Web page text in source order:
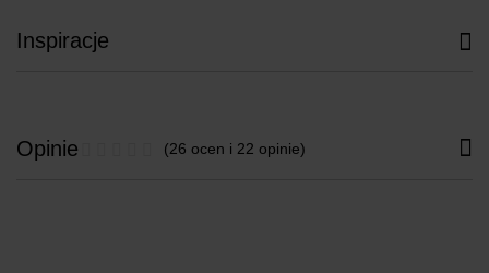
Inspiracje
Opinie (26 ocen i 22 opinie)